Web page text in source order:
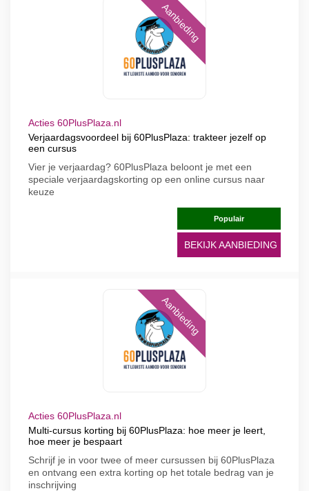
Aanbieding
Acties 60PlusPlaza.nl
Verjaardagsvoordeel bij 60PlusPlaza: trakteer jezelf op
een cursus
Vier je verjaardag? 60PlusPlaza beloont je met een
speciale verjaardagskorting op een online cursus naar
keuze
Populair
BEKIJK AANBIEDING
Aanbieding
Acties 60PlusPlaza.nl
Multi-cursus korting bij 60PlusPlaza: hoe meer je leert,
hoe meer je bespaart
Schrijf je in voor twee of meer cursussen bij 60PlusPlaza
en ontvang een extra korting op het totale bedrag van je
inschrijving